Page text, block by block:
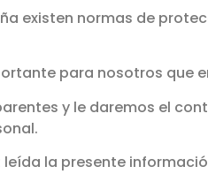
existen normas de
para nosotros que
y le daremos el
leída la presente